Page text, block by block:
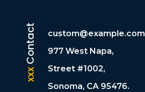
xxx
Contact
custom@example.com
977 West Napa,
Street #1002,
Sonoma, CA 95476.